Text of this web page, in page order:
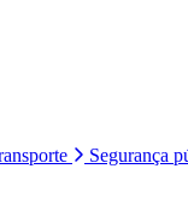
Segurança